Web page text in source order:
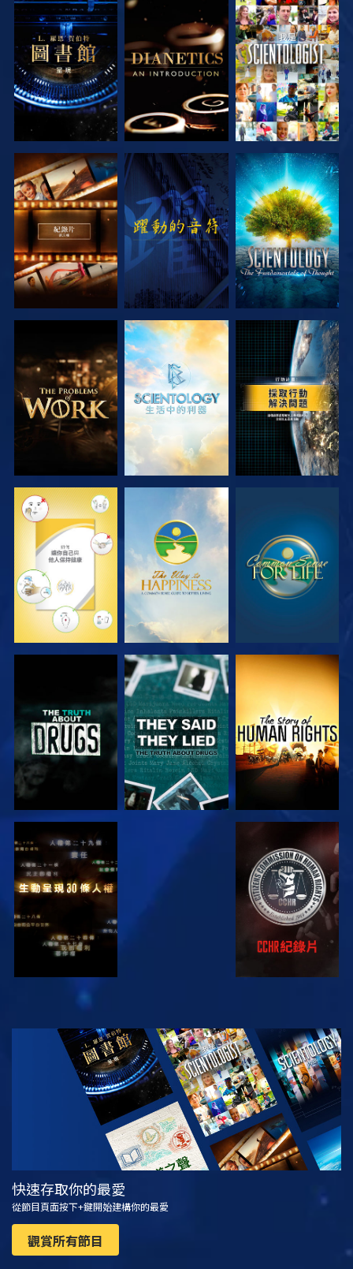
探索系列節目 探索系列節目 觀看
探索系列節目 觀看 探索系列節目
探索系列節目 探索系列節目 觀看
觀看 觀看 觀看
觀看 觀看
觀看 觀看
觀看 探索系列節目
快速存取你的最愛
從節目頁面按下+鍵開始建構你的最愛
觀賞所有節目